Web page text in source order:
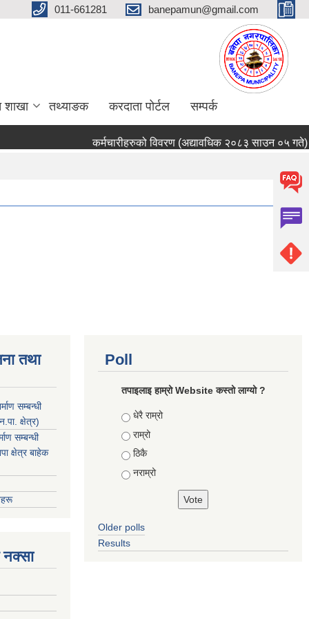
011-661281 banepamun@gmail.com
शाखा तथ्याङक करदाता पोर्टल सम्पर्क
कर्मचारीहरुको विवरण (अद्यावधिक २०८३ साउन ०५ गते)
तथा
सम्बन्धी
क्षेत्र)
सम्बन्धी
क्षेत्र बाहेक
नक्सा
Poll
तपाइलाइ हाम्रो Website कस्तो लाग्यो ?
Choices
धेरै राम्रो
राम्रो
ठिकै
नराम्रो
Older polls
Results